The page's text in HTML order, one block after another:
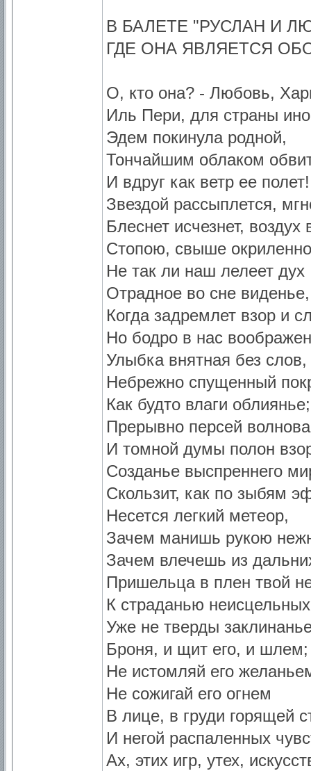
В БАЛЕТЕ "РУСЛАН И
ГДЕ ОНА ЯВЛЯЕТСЯ
О, кто она? - Любовь,
Иль Пери, для страны
Эдем покинула родной,
Тончайшим облаком
И вдруг как ветр ее полет!
Звездой рассыплется,
Блеснет исчезнет, воздух
Стопою, свыше
Не так ли наш лелеет дух
Отрадное во сне виденье,
Когда задремлет взор и
Но бодро в нас
Улыбка внятная без слов,
Небрежно спущенный
Как будто влаги облиянье;
Прерывно персей
И томной думы полон
Созданье выспреннего
Скользит, как по зыбям
Несется легкий метеор,
Зачем манишь рукою
Зачем влечешь из
Пришельца в плен твой
К страданью
Уже не тверды
Броня, и щит его, и шлем;
Не истомляй его
Не сожигай его огнем
В лице, в груди горящей
И негой распаленных
Ах, этих игр, утех,